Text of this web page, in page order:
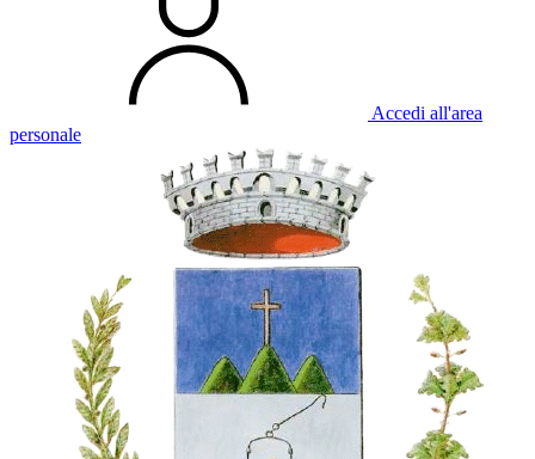
Accedi all'area
personale